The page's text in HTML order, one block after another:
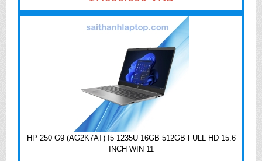
HP 250 G9 (AG2K7AT) I5 1235U 16GB 512GB FULL HD 15.6
INCH WIN 11